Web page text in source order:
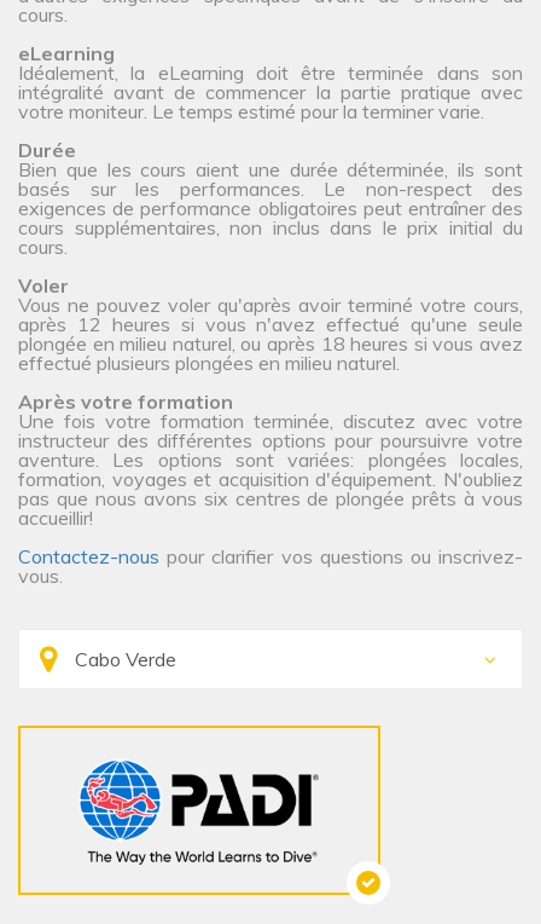
cours.
eLearning
Idéalement, la eLearning doit être terminée dans son
intégralité avant de commencer la partie pratique avec
votre moniteur. Le temps estimé pour la terminer varie.
Durée
Bien que les cours aient une durée déterminée, ils sont
basés sur les performances. Le non-respect des
exigences de performance obligatoires peut entraîner des
cours supplémentaires, non inclus dans le prix initial du
cours.
Voler
Vous ne pouvez voler qu'après avoir terminé votre cours,
après 12 heures si vous n'avez effectué qu'une seule
plongée en milieu naturel, ou après 18 heures si vous avez
effectué plusieurs plongées en milieu naturel.
Après votre formation
Une fois votre formation terminée, discutez avec votre
instructeur des différentes options pour poursuivre votre
aventure. Les options sont variées: plongées locales,
formation, voyages et acquisition d'équipement. N'oubliez
pas que nous avons six centres de plongée prêts à vous
accueillir!
Contactez-nous pour clarifier vos questions ou inscrivez-
vous.